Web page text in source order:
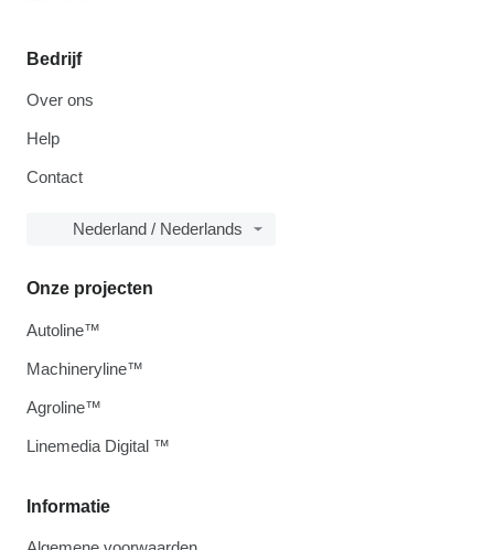
Bedrijf
Over ons
Help
Contact
Nederland / Nederlands
Informatie
Onze projecten
Autoline™
Machineryline™
Agroline™
Linemedia Digital ™